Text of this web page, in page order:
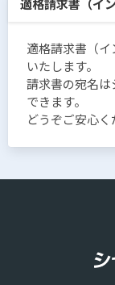
適格請求書（イ
適格請求書（
いたします。
請求書の宛名
できます。
どうぞご安心く